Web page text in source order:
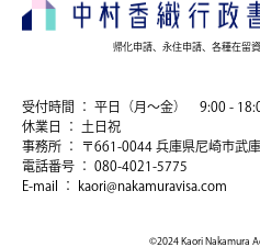
帰化申請、永住申請、各種在留
受付時間 ： 平日（月～金） 9:00 -
休業日 ： 土日祝
事務所 ： 〒661-0044 兵庫県尼崎市武
電話番号 ： 080-4021-5775
E-mail ： kaori@nakamuravisa.com
©2024 Kaori Nakamura